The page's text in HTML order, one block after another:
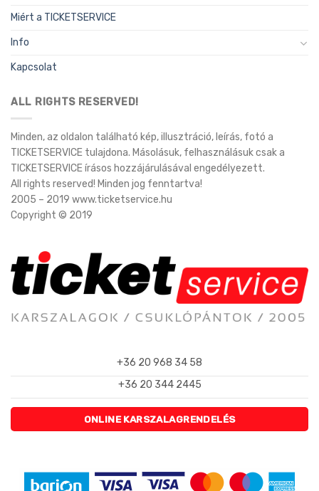
Miért a TICKETSERVICE
Info
Kapcsolat
ALL RIGHTS RESERVED!
Minden, az oldalon található kép, illusztráció, leírás, fotó a
TICKETSERVICE tulajdona. Másolásuk, felhasználásuk csak a
TICKETSERVICE írásos hozzájárulásával engedélyezett.
All rights reserved! Minden jog fenntartva!
2005 – 2019 www.ticketservice.hu
Copyright © 2019
+36 20 968 34 58
+36 20 344 2445
ONLINE KARSZALAGRENDELÉS